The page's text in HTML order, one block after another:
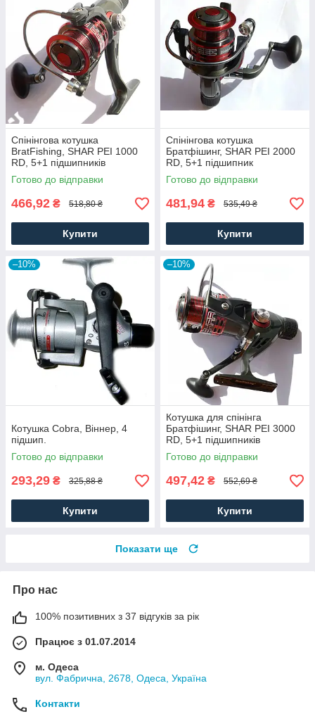
Спінінгова котушка
BratFishing, SHAR PEI 1000
RD, 5+1 підшипників
Готово до відправки
466,92 ₴ 518,80 ₴
Купити
Спінінгова котушка
Братфішинг, SHAR PEI 2000
RD, 5+1 підшипник
Готово до відправки
481,94 ₴ 535,49 ₴
Купити
–10%
Котушка Cobra, Віннер, 4
підшип.
Готово до відправки
293,29 ₴ 325,88 ₴
Купити
–10%
Котушка для спінінга
Братфішинг, SHAR PEI 3000
RD, 5+1 підшипників
Готово до відправки
497,42 ₴ 552,69 ₴
Купити
Показати ще
Про нас
100% позитивних з 37 відгуків за рік
Працює з 01.07.2014
м. Одеса
вул. Фабрична, 2678, Одеса, Україна
Контакти